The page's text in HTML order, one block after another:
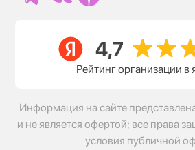
Рейтинг организации в
Информация на сайте
и не является офертой; все права
условия публичной